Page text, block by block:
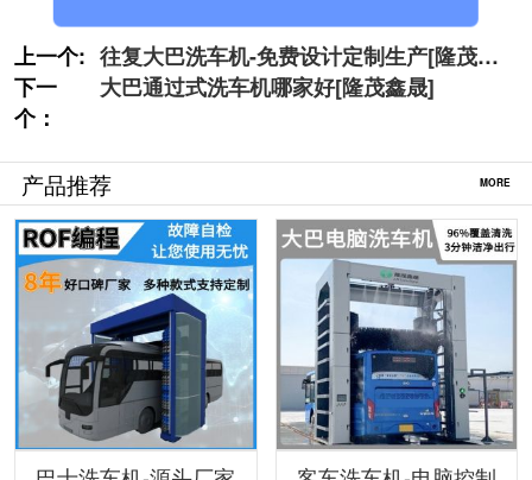
上一个: 往复大巴洗车机-免费设计定制生产[隆茂鑫
晟]
下一
个：
大巴通过式洗车机哪家好[隆茂鑫晟]
产品推荐 MORE